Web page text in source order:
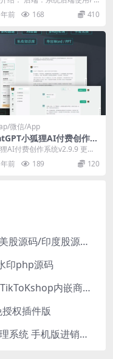
助农共享农场小程序源码
开发 前端：前端使用uniapp
后...
前 168 410
微信/App
小狐狸AI付费创作v
问答绘画系统卡密兑换K
私有知识库分销推广小程
AI付费创作系统v2.9.9 更新
（独立版+无限多开+支持分
...前 189 120
海外股票交易源码/港股泰股/美股源码/印度股源码/马拉西亚股票源码/国际股票配资
印php源码
Java多语言跨境电商外贸商城TikToKshop内嵌商城I商家入驻I一键铺
权插件版
PHP进销存源码ERP多仓库管理系统 手机版进销存 php网络版进销存小程序